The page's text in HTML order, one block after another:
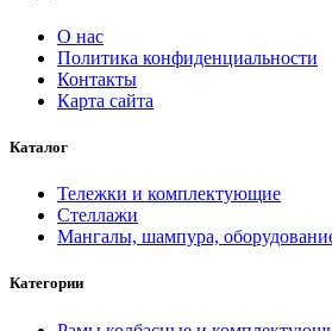
О нас
Политика конфиденциальности
Контакты
Карта сайта
Каталог
Тележки и комплектующие
Стеллажи
Мангалы, шампура,
Категории